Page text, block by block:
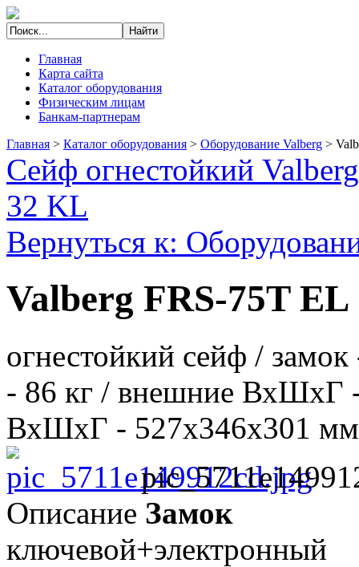
Главная
Карта сайта
Каталог оборудования
Физическим лицам
Банкам-партнерам
Главная > Каталог оборудования > Оборудование Valberg >
Сейф огнестойкий
32 KL
Вернуться к:
Valberg FRS-75T EL
огнестойкий сейф /
- 86 кг / внешние ВхШхГ
ВхШхГ - 527х346х301
Описание Замок
ключевой+электронный